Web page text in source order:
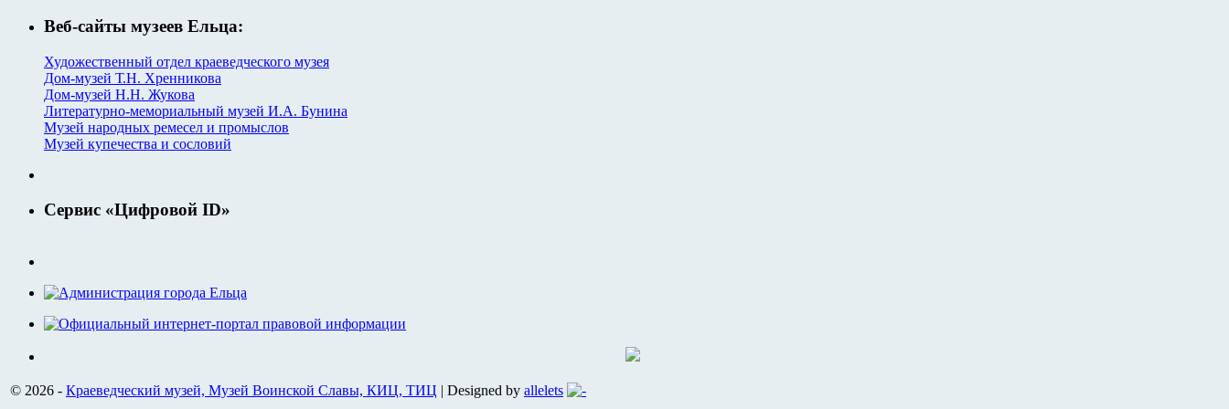
Веб-сайты музеев Ельца:
Художественный отдел краеведческого музея
Дом-музей Т.Н. Хренникова
Дом-музей Н.Н. Жукова
Литературно-мемориальный музей И.А. Бунина
Музей народных ремесел и промыслов
Музей купечества и сословий
Сервис «Цифровой ID»
© 2026 - Краеведческий музей, Музей Воинской Славы, КИЦ, ТИЦ | Designed by allelets